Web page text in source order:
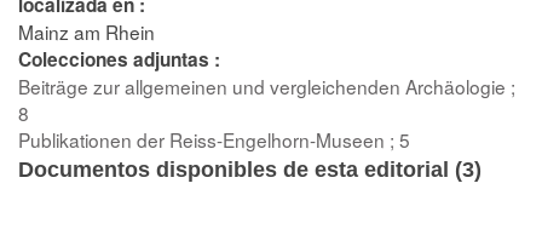
Mainz am Rhein
Colecciones adjuntas :
Beiträge zur allgemeinen und vergleichenden Archäologie ;
8
Publikationen der Reiss-Engelhorn-Museen ; 5
Documentos disponibles de esta editorial (3)